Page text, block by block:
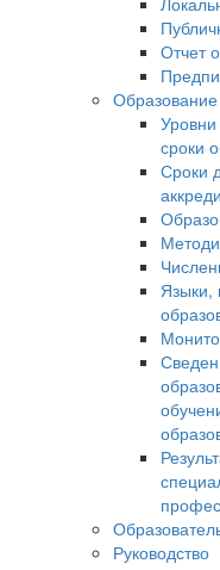
Отчет
Образование
сроки
Сроки
Языки,
Руководство